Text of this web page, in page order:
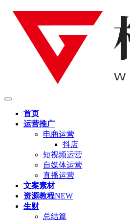
首页
运营推广
电商运营
抖店
短视频运营
自媒体运营
直播运营
文案素材
资源教程NEW
生财
总结篇